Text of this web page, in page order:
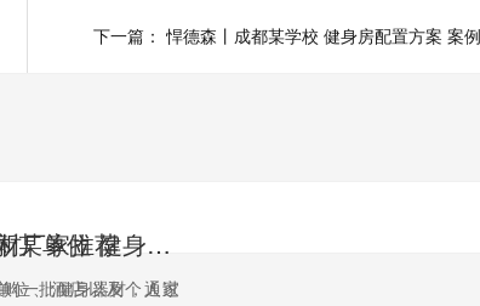
下一篇： 悍德森丨成都某学校 健身房配置方案 案例
厂家推荐
位、酒店以及个人家
悍德森 | 成都高新某单位 健身房配置方案
一批健身器材，通过